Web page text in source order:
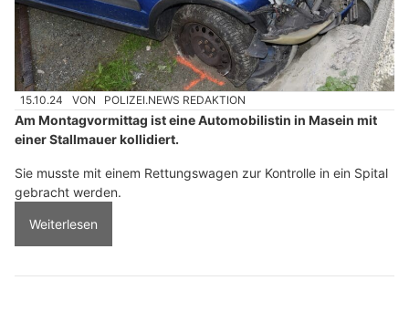
15.10.24 VON POLIZEI.NEWS REDAKTION
Am Montagvormittag ist eine Automobilistin in Masein mit
einer Stallmauer kollidiert.
Sie musste mit einem Rettungswagen zur Kontrolle in ein Spital
gebracht werden.
Weiterlesen